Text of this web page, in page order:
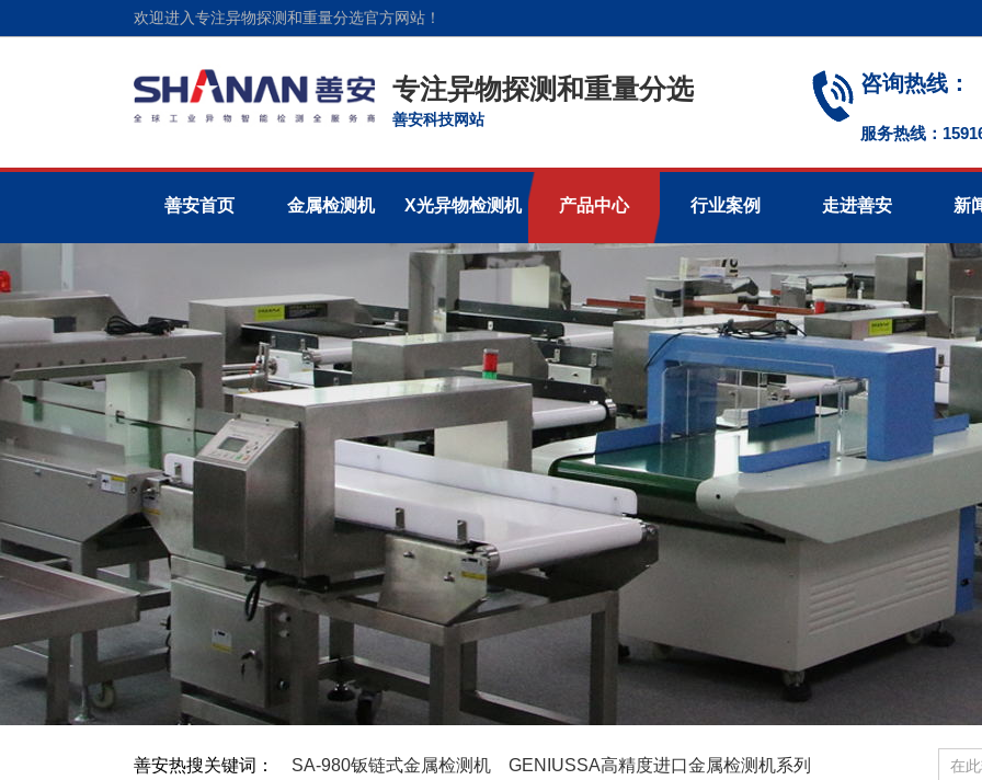
欢迎进入专注异物探测和重量分选官方网站！
专注异物探测和重量分选
善安科技网站
咨询热线：
服务热线：
善安首页 金属检测机 X光异物检测机 产品中心 行业案例 走进善安 新
善安热搜关键词： SA-980钣链式金属检测机 GENIUSSA高精度进口金属检测机系列